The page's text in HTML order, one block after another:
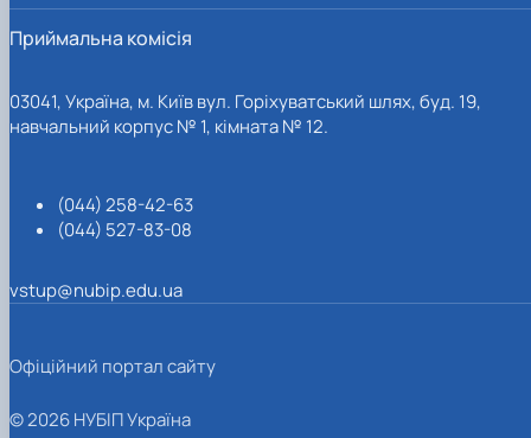
Приймальна комісія
03041, Україна, м. Київ вул. Горіхуватський шлях, буд. 19,
навчальний корпус № 1, кімната № 12.
(044) 258-42-63
(044) 527-83-08
vstup@nubip.edu.ua
Офіційний портал сайту
© 2026 НУБІП Україна